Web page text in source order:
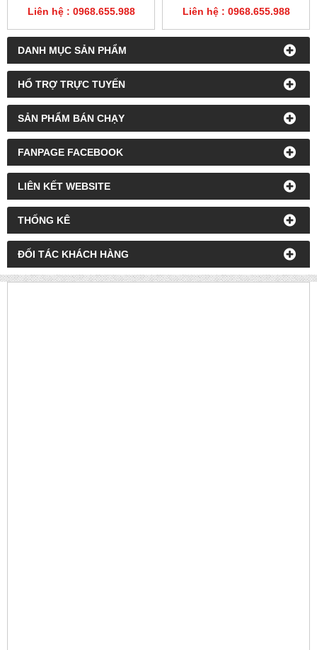
DANH MỤC SẢN PHẨM
HỔ TRỢ TRỰC TUYẾN
SẢN PHẨM BÁN CHẠY
FANPAGE FACEBOOK
LIÊN KẾT WEBSITE
THỐNG KÊ
ĐỐI TÁC KHÁCH HÀNG
Liên hệ : 0968.655.988
Liên hệ : 0968.655.988